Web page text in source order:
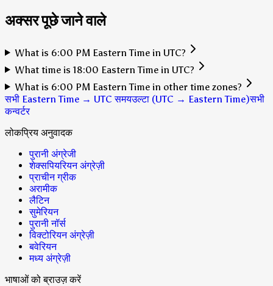
अक्सर पूछे जाने वाले
What is 6:00 PM Eastern Time in UTC?
What time is 18:00 Eastern Time in UTC?
What is 6:00 PM Eastern Time in other time zones?
सभी Eastern Time → UTC समयउल्टा (UTC → Eastern Time)सभी
कन्वर्टर
लोकप्रिय अनुवादक
पुरानी अंग्रेजी
शेक्सपियरियन अंग्रेज़ी
प्राचीन ग्रीक
अरामीक
लैटिन
सुमेरियन
पुरानी नॉर्स
विक्टोरियन अंग्रेज़ी
बवेरियन
मध्य अंग्रेज़ी
भाषाओं को ब्राउज़ करें